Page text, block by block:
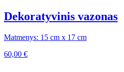
Dekoratyvinis vazonas
Matmenys: 15 cm x 17 cm
60,00 €